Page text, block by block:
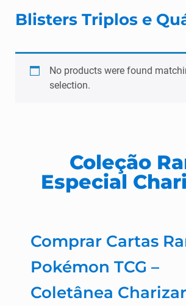
Blisters Triplos e
No products were found
selection.
Coleção
Especial
Comprar Cartas
Pokémon TCG –
Coletânea